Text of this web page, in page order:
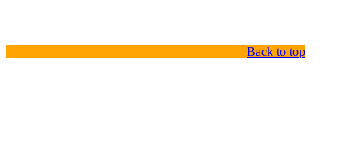
Back to top